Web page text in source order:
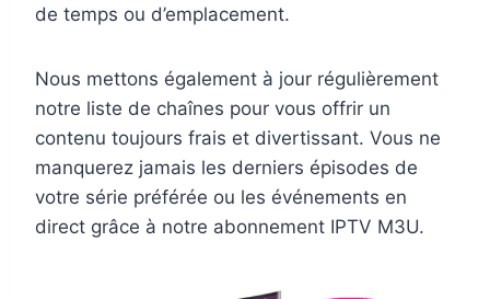
de temps ou d’emplacement.
Nous mettons également à jour régulièrement
notre liste de chaînes pour vous offrir un
contenu toujours frais et divertissant. Vous ne
manquerez jamais les derniers épisodes de
votre série préférée ou les événements en
direct grâce à notre abonnement IPTV M3U.